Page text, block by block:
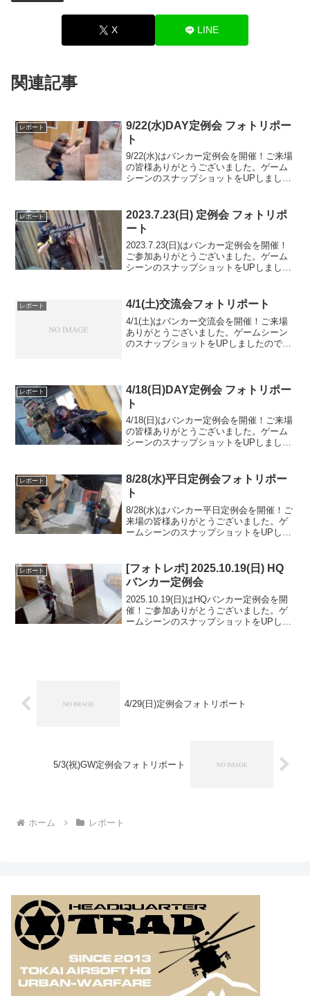
X LINE
関連記事
レポート
9/22(水)DAY定例会 フォトリポー
ト
9/22(水)はバンカー定例会を開催！ご来場
の皆様ありがとうございました。ゲーム
シーンのスナップショットをUPしました
ターフラッグ戦も行って盛り上がりまし
た。...
レポート
2023.7.23(日) 定例会 フォトリポ
ート
2023.7.23(日)はバンカー定例会を開催！
ご参加ありがとうございました。ゲーム
シーンのスナップショットをUPしました
バムをみる
レポート 4/1(土)交流会フォトリポート
4/1(土)はバンカー交流会を開催！ご来場
ありがとうございました。ゲームシーン
のスナップショットをUPしましたのでご
レポート
4/18(日)DAY定例会 フォトリポー
ト
4/18(日)はバンカー定例会を開催！ご来場
の皆様ありがとうございました。ゲーム
シーンのスナップショットをUPしました
バムをみる
レポート
8/28(水)平日定例会フォトリポー
ト
8/28(水)はバンカー平日定例会を開催！ご
来場の皆様ありがとうございました。ゲ
ームシーンのスナップショットをUPしま
アルバムをみる
レポート
[フォトレポ] 2025.10.19(日) HQ
バンカー定例会
2025.10.19(日)はHQバンカー定例会を開
催！ご参加ありがとうございました。ゲ
ームシーンのスナップショットをUPしま
4/29(日)定例会フォトリポート
5/3(祝)GW定例会フォトリポート
ホーム レポート